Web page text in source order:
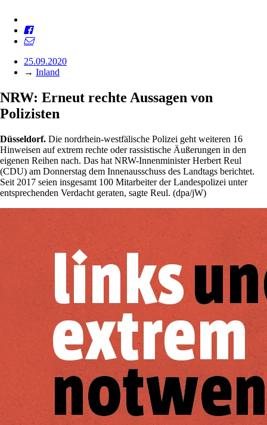
25.09.2020
→ Inland
NRW: Erneut rechte Aussagen von
Polizisten
Düsseldorf. Die nordrhein-westfälische Polizei geht weiteren 16
Hinweisen auf extrem rechte oder rassistische Äußerungen in den
eigenen Reihen nach. Das hat NRW-Innenminister Herbert Reul
(CDU) am Donnerstag dem Innenausschuss des Landtags berichtet.
Seit 2017 seien insgesamt 100 Mitarbeiter der Landespolizei unter
entsprechenden Verdacht geraten, sagte Reul. (dpa/jW)